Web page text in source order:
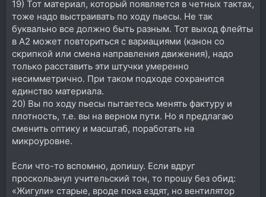
19) Тот материал, который появляется в четных тактах,
тоже надо выстраивать по ходу пьесы. Не так
буквально все должно быть разным. Тот выход флейты
в А2 может повториться с вариациями (канон со
скрипкой или смена направления движения), надо
только расставить эти штучки умеренно
несимметрично. При таком подходе сохранится
единство материала.
20) Вы по ходу пьесы пытаетесь менять фактуру и
плотность, т.е. вы на верном пути. Но я предлагаю
сменить оптику и масштаб, поработать на
микроуровне.
Если что-то вспомню, допишу. Если вдруг
проскользнул учительский тон, то прошу без обид:
«Жигули» старые, вроде пока ездят, но вентилятор